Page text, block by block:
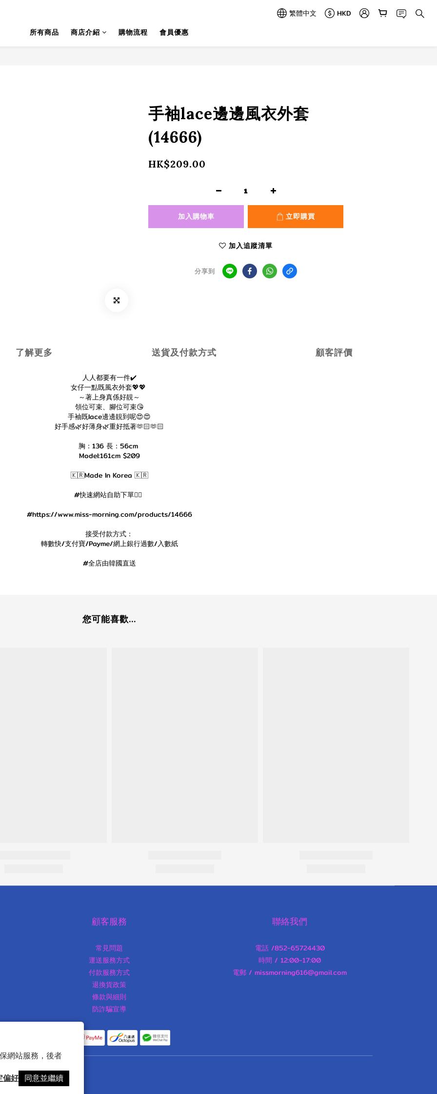
網站服務，後者
偏好 同意並繼續
繁體中文
HKD
所有商品
商店介紹 購物流程 會員優惠
手袖lace邊邊風衣外套
(14666)
HK$209.00
加入購物車 立即購買
加入追蹤清單
分享到
了解更多 送貨及付款方式 顧客評價
人人都要有一件✔️
女仔一點既風衣外套💖💖
～著上身真係好靚～
領位可束、腳位可束😘
手袖既lace邊邊靚到呢😍😍
好手感🌿好薄身🌿重好抵著🫶🏻🫶🏻
胸：136 長：56cm
Model:161cm $209
🇰🇷Made In Korea 🇰🇷
#快速網站自助下單👇🏻
#https://www.miss-morning.com/products/14666
接受付款方式：
轉數快/支付寶/Payme/網上銀行過數/入數紙
#全店由韓國直送
您可能喜歡...
顧客服務
常見問題
運送服務方式
付款服務方式
退換貨政策
條款與細則
防詐騙宣導
聯絡我們
電話 /852-65724430
時間 / 12:00-17:00
電郵 / missmorning616@gmail.com